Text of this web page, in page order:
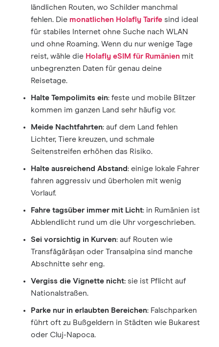
ländlichen Routen, wo Schilder manchmal
fehlen. Die monatlichen Holafly Tarife sind ideal
für stabiles Internet ohne Suche nach WLAN
und ohne Roaming. Wenn du nur wenige Tage
reist, wähle die Holafly eSIM für Rumänien mit
unbegrenzten Daten für genau deine
Reisetage.
Halte Tempolimits ein: feste und mobile Blitzer
kommen im ganzen Land sehr häufig vor.
Meide Nachtfahrten: auf dem Land fehlen
Lichter, Tiere kreuzen, und schmale
Seitenstreifen erhöhen das Risiko.
Halte ausreichend Abstand: einige lokale Fahrer
fahren aggressiv und überholen mit wenig
Vorlauf.
Fahre tagsüber immer mit Licht: in Rumänien ist
Abblendlicht rund um die Uhr vorgeschrieben.
Sei vorsichtig in Kurven: auf Routen wie
Transfăgărășan oder Transalpina sind manche
Abschnitte sehr eng.
Vergiss die Vignette nicht: sie ist Pflicht auf
Nationalstraßen.
Parke nur in erlaubten Bereichen: Falschparken
führt oft zu Bußgeldern in Städten wie Bukarest
oder Cluj-Napoca.